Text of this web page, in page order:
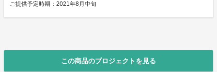
ご提供予定時期：2021年8月中旬
この商品のプロジェクトを見る